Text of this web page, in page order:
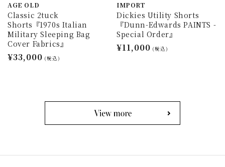
AGE OLD
Classic 2tuck
Shorts『1970s Italian
Military Sleeping Bag
Cover Fabrics』
通
¥33,000 (税込)
IMPORT
Dickies Utility Shorts
『Dunn-Edwards PAINTS -
Special Order』
通
¥11,000 (税込)